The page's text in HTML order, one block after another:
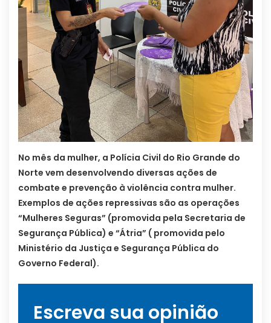
No mês da mulher, a Polícia Civil do Rio Grande do
Norte vem desenvolvendo diversas ações de
combate e prevenção à violência contra mulher.
Exemplos de ações repressivas são as operações
“Mulheres Seguras” (promovida pela Secretaria de
Segurança Pública) e “Átria” ( promovida pelo
Ministério da Justiça e Segurança Pública do
Governo Federal).
Escreva sua opinião